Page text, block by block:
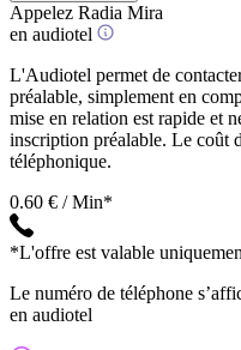
Appelez Radia Mira
en audiotel
L'Audiotel permet de
préalable, simplement en
mise en relation est rapide et
inscription préalable. Le coût
téléphonique.
0.60 € / Min*
*L'offre est valable
Le numéro de téléphone
en audiotel